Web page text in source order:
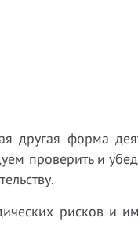
другая форма
проверить и
рисков и